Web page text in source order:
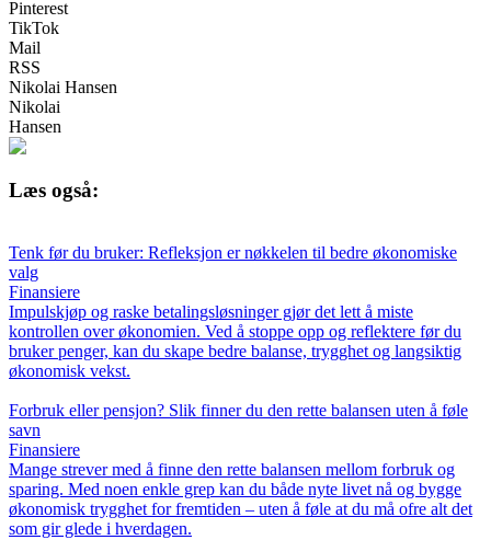
Pinterest
TikTok
Mail
RSS
Nikolai Hansen
Nikolai
Hansen
Læs også:
Tenk før du bruker: Refleksjon er nøkkelen til bedre økonomiske
valg
Finansiere
Impulskjøp og raske betalingsløsninger gjør det lett å miste
kontrollen over økonomien. Ved å stoppe opp og reflektere før du
bruker penger, kan du skape bedre balanse, trygghet og langsiktig
økonomisk vekst.
Forbruk eller pensjon? Slik finner du den rette balansen uten å føle
savn
Finansiere
Mange strever med å finne den rette balansen mellom forbruk og
sparing. Med noen enkle grep kan du både nyte livet nå og bygge
økonomisk trygghet for fremtiden – uten å føle at du må ofre alt det
som gir glede i hverdagen.